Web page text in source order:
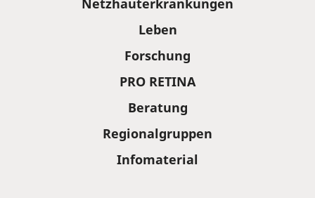
Leben
Forschung
PRO RETINA
Beratung
Regionalgruppen
Infomaterial